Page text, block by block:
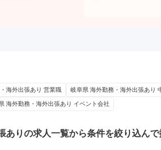
海外出張あり 営業職
岐阜県 海外勤務・海外出張あり
海外勤務・海外出張あり イベント会社
ありの求人一覧から条件を絞り込んで